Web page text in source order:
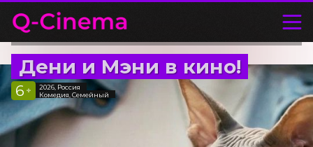
Дени и Мэни в кино!
6 +
2026, Россия
Комедия, Семейный